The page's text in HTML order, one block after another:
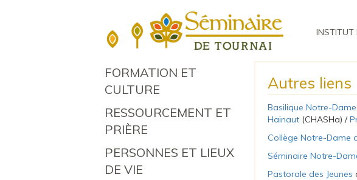
INSTITUT
FORMATION ET
CULTURE
RESSOURCEMENT ET
PRIÈRE
PERSONNES ET LIEUX
DE VIE
Autres liens
Basilique Notre-
Hainaut(CHASHa) /
Collège Notre-Dame
Séminaire Notre-
Pastorale des Jeunes